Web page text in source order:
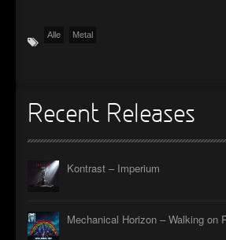
Alle Metal
Recent Releases
Kontrast – Imperium
Mechanical Horizon – Walking on